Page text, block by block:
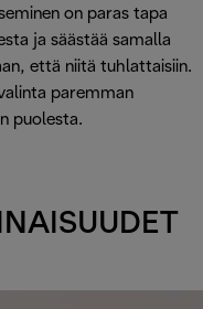
on paras tapa
ja säästää samalla
että niitä tuhlattaisiin.
paremman
puolesta.